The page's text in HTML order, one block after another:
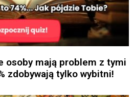
osoby mają problem z tymi
zdobywają tylko wybitni!